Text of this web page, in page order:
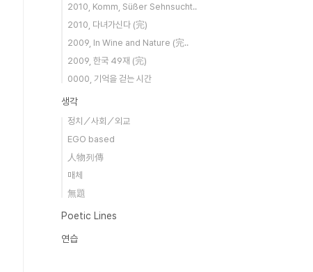
2010, Komm, Süßer Sehnsucht..
2010, 다녀가신다 (完)
2009, In Wine and Nature (完..
2009, 한국 49재 (完)
0000, 기억을 걷는 시간
생각
정치／사회／외교
EGO based
人物列傳
매체
無題
Poetic Lines
연습